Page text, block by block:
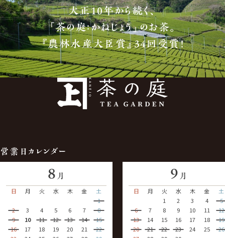
大正10年から続く、
「茶の庭：かねじょう」のお茶。
『農林水産大臣賞』34回受賞！
営業日カレンダー
8 月
日
月 火 水 木 金
土
1
2
3 4 5 6 7
8
9
10 11 12 13 14
15
16
17 18 19 20 21
22
9 月
日
月 火 水 木 金
土
1
2 3 4
5
6
7 8 9 10 11
12
13
14 15 16 17 18
19
20
21 22 23 24 25
26